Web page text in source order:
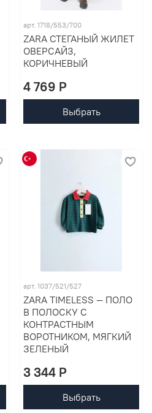
арт. 1718/553/700
ZARA СТЕГАНЫЙ ЖИЛЕТ
ОВЕРСАЙЗ,
КОРИЧНЕВЫЙ
4 769 P
Выбрать
арт. 1037/521/527
ZARA TIMELESS — ПОЛО
В ПОЛОСКУ С
КОНТРАСТНЫМ
ВОРОТНИКОМ, МЯГКИЙ
ЗЕЛЕНЫЙ
3 344 P
Выбрать